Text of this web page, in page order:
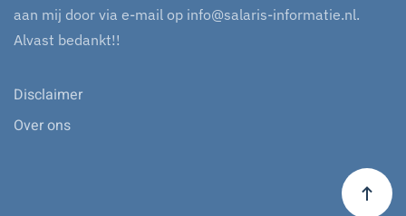
aan mij door via e-mail op info@salaris-informatie.nl.
Alvast bedankt!!
Disclaimer
Over ons